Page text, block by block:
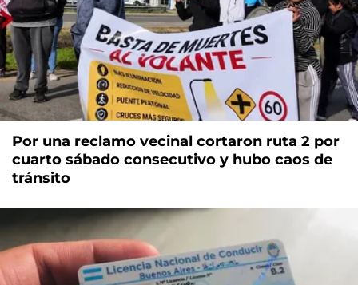
Por una reclamo vecinal cortaron ruta 2 por
cuarto sábado consecutivo y hubo caos de
tránsito